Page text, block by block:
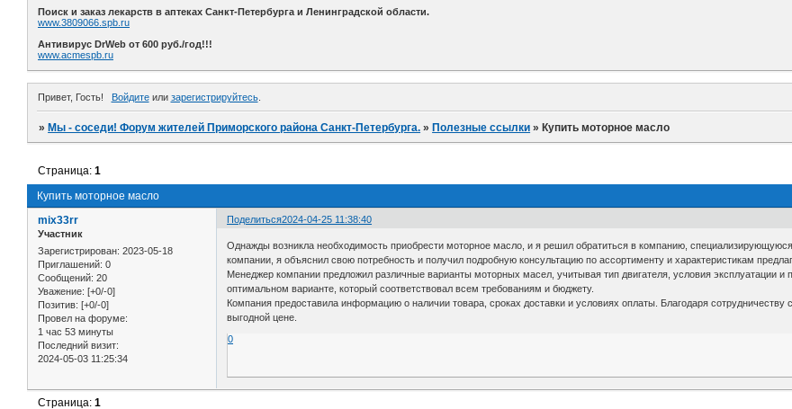
Поиск и заказ лекарств в аптеках Санкт-Петербурга и Ленинградской области.
www.3809066.spb.ru
Антивирус DrWeb от 600 руб./год!!!
www.acmespb.ru
Привет, Гость! Войдитеили зарегистрируйтесь.
»Мы - соседи! Форум жителей Приморского района Санкт-Петербурга. »Полезные ссылки »Купить моторное масло
Купить моторное масло
Страница:1
Поделиться2024-04-25 11:38:40
mix33rr
Участник
Зарегистрирован: 2023-05-18
Приглашений: 0
Сообщений: 20
Уважение: [+0/-0]
Позитив: [+0/-0]
Провел на форуме:
1 час 53 минуты
Последний визит:
2024-05-03 11:25:34
Однажды возникла необходимость приобрести моторное масло, и я решил обратиться в компанию,
компании, я объяснил свою потребность и получил подробную консультацию по ассортименту и характеристикам
Менеджер компании предложил различные варианты моторных масел, учитывая тип двигателя, условия эксплуатации
оптимальном варианте, который соответствовал всем требованиям и бюджету.
Компания предоставила информацию о наличии товара, сроках доставки и условиях оплаты. Благодаря
выгодной цене.
0
Страница:1